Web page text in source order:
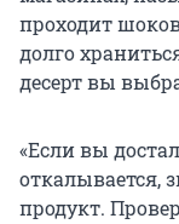
проходит
долго
десерт вы
«Если вы
откалывается,
продукт.